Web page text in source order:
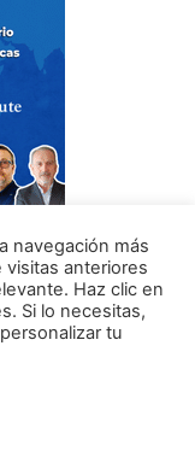
navegación más
anteriores
Haz clic en
Si lo necesitas,
tu